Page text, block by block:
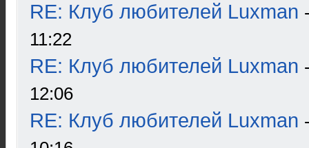
RE: Клуб любителей Luxman
11:22
RE: Клуб любителей Luxman
12:06
RE: Клуб любителей Luxman